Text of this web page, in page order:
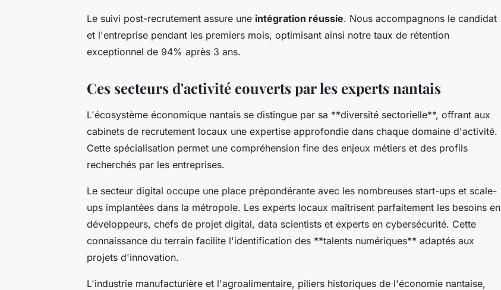
Le suivi post-recrutement assure une intégration réussie. Nous accompagnons le candidat
et l'entreprise pendant les premiers mois, optimisant ainsi notre taux de rétention
exceptionnel de 94% après 3 ans.
Ces secteurs d'activité couverts par les experts nantais
L'écosystème économique nantais se distingue par sa **diversité sectorielle**, offrant aux
cabinets de recrutement locaux une expertise approfondie dans chaque domaine d'activité.
Cette spécialisation permet une compréhension fine des enjeux métiers et des profils
recherchés par les entreprises.
Le secteur digital occupe une place prépondérante avec les nombreuses start-ups et scale-
ups implantées dans la métropole. Les experts locaux maîtrisent parfaitement les besoins en
développeurs, chefs de projet digital, data scientists et experts en cybersécurité. Cette
connaissance du terrain facilite l'identification des **talents numériques** adaptés aux
projets d'innovation.
L'industrie manufacturière et l'agroalimentaire, piliers historiques de l'économie nantaise,